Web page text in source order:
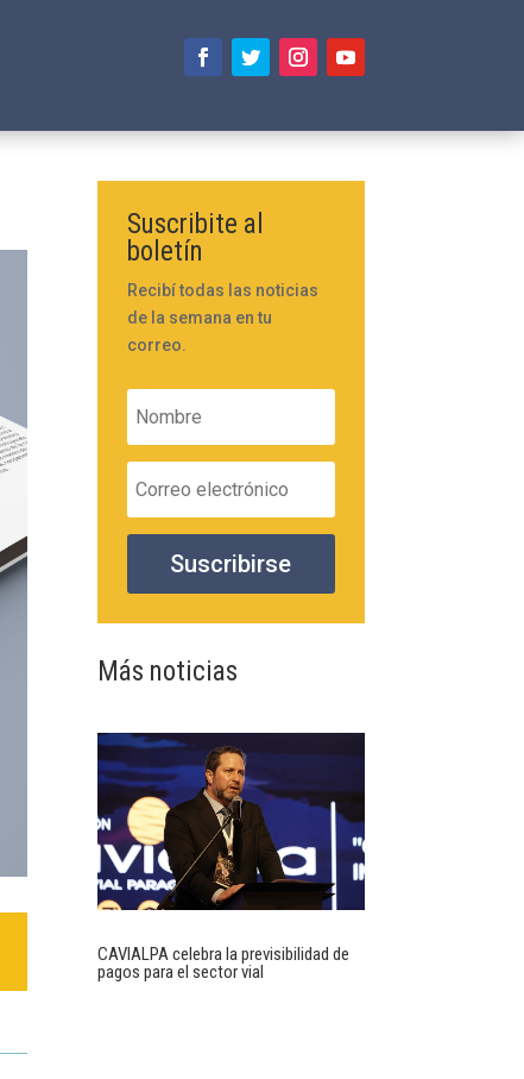
Suscribite al
boletín
Recibí todas las noticias
de la semana en tu
correo.
Suscribirse
Más noticias
CAVIALPA celebra la previsibilidad de
pagos para el sector vial